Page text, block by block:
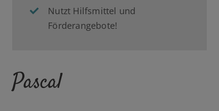
Nutzt Hilfsmittel und
Förderangebote!
Pascal